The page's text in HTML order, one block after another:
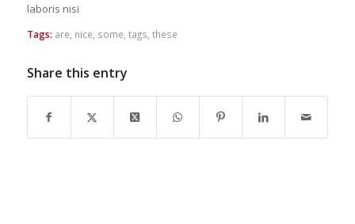
laboris nisi
Tags: are nice some tags these
Share this entry